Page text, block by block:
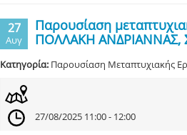
27
Αυγ
Παρουσίαση
ΠΟΛΛΑΚΗ ΑΝΔΡΙΑΝΝΑΣ,
Κατηγορία: Παρουσίαση Μεταπτυχιακής
27/08/2025 11:00 - 12:00